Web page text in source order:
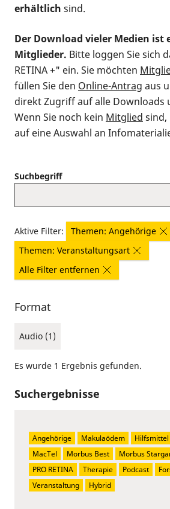
erhältlich sind.
Der Download vieler Medien ist
Mitglieder. Bitte loggen Sie sich
RETINA +" ein. Sie möchten
füllen Sie den Online-Antrag aus
direkt Zugriff auf alle Downloads
Wenn Sie noch kein Mitglied sind,
auf eine Auswahl an
Suchbegriff
Aktive Filter:
Themen: Angehörige
Themen: Veranstaltungsart
Alle Filter entfernen
Format
Audio (1)
Es wurde 1 Ergebnis gefunden.
Suchergebnisse
Angehörige Makulaödem Hilfsmittel
MacTel
Morbus Best Morbus
PRO RETINA
Therapie Podcast
Veranstaltung
Hybrid